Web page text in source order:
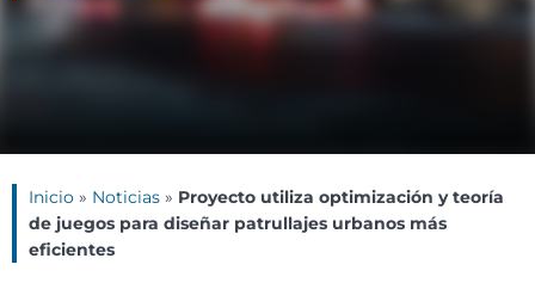
Inicio » Noticias » Proyecto utiliza optimización y teoría
de juegos para diseñar patrullajes urbanos más
eficientes